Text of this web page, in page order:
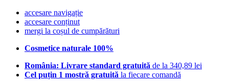
accesare navigație
accesare conținut
mergi la coșul de cumpărături
Cosmetice naturale 100%
România: Livrare standard gratuită de la 340,89 lei
Cel puțin 1 mostră gratuită la fiecare comandă